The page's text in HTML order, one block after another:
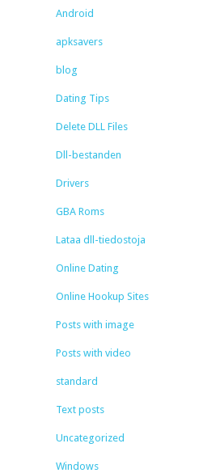
Android
apksavers
blog
Dating Tips
Delete DLL Files
Dll-bestanden
Drivers
GBA Roms
Lataa dll-tiedostoja
Online Dating
Online Hookup Sites
Posts with image
Posts with video
standard
Text posts
Uncategorized
Windows